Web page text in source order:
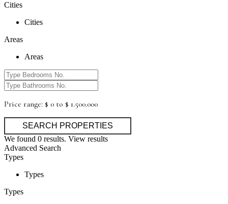
Cities
Cities
Areas
Areas
Price range: $ 0 to $ 1.500.000
We found 0 results. View results
Advanced Search
Types
Types
Types